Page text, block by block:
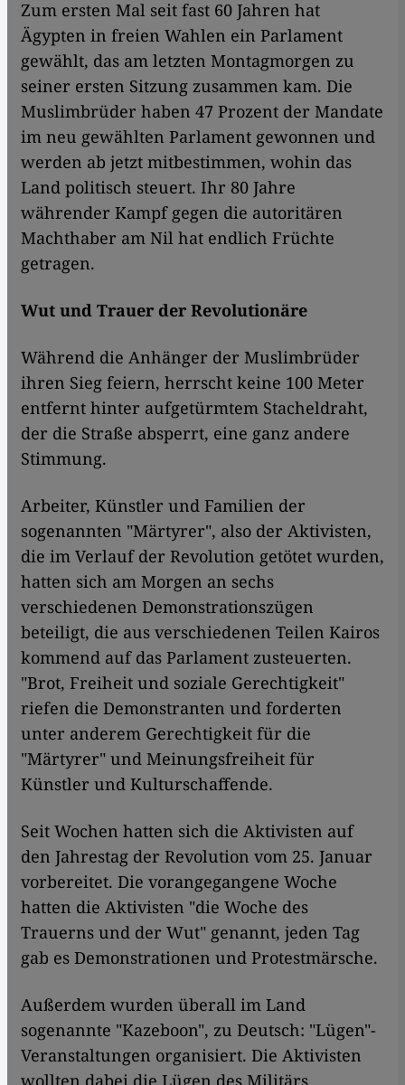
Zum ersten Mal seit fast 60 Jahren hat
Ägypten in freien Wahlen ein Parlament
gewählt, das am letzten Montagmorgen zu
seiner ersten Sitzung zusammen kam. Die
Muslimbrüder haben 47 Prozent der Mandate
im neu gewählten Parlament gewonnen und
werden ab jetzt mitbestimmen, wohin das
Land politisch steuert. Ihr 80 Jahre
währender Kampf gegen die autoritären
Machthaber am Nil hat endlich Früchte
getragen.
Wut und Trauer der Revolutionäre
​​Während die Anhänger der Muslimbrüder
ihren Sieg feiern, herrscht keine 100 Meter
entfernt hinter aufgetürmtem Stacheldraht,
der die Straße absperrt, eine ganz andere
Stimmung.
Arbeiter, Künstler und Familien der
sogenannten "Märtyrer", also der Aktivisten,
die im Verlauf der Revolution getötet wurden,
hatten sich am Morgen an sechs
verschiedenen Demonstrationszügen
beteiligt, die aus verschiedenen Teilen Kairos
kommend auf das Parlament zusteuerten.
"Brot, Freiheit und soziale Gerechtigkeit"
riefen die Demonstranten und forderten
unter anderem Gerechtigkeit für die
"Märtyrer" und Meinungsfreiheit für
Künstler und Kulturschaffende.
Seit Wochen hatten sich die Aktivisten auf
den Jahrestag der Revolution vom 25. Januar
vorbereitet. Die vorangegangene Woche
hatten die Aktivisten "die Woche des
Trauerns und der Wut" genannt, jeden Tag
gab es Demonstrationen und Protestmärsche.
Außerdem wurden überall im Land
sogenannte "Kazeboon", zu Deutsch: "Lügen"-
Veranstaltungen organisiert. Die Aktivisten
wollten dabei die Lügen des Militärs